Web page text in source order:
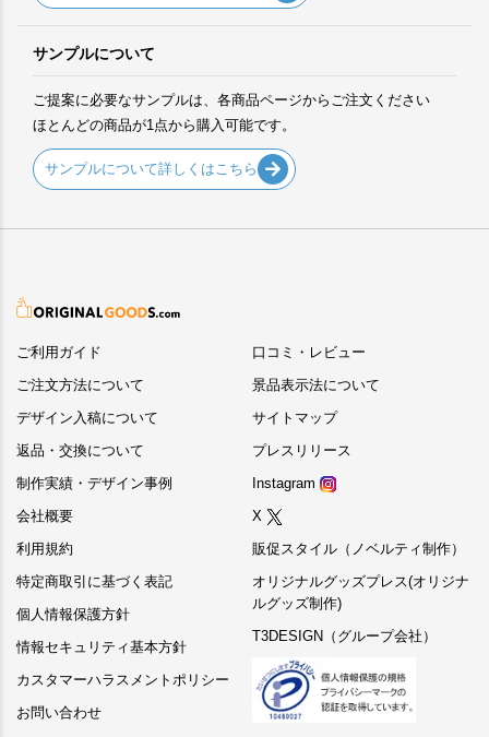
サンプルについて
ご提案に必要なサンプルは、各商品ページからご注文ください
ほとんどの商品が1点から購入可能です。
サンプルについて詳しくはこちら
ご利用ガイド
ご注文方法について
デザイン入稿について
返品・交換について
制作実績・デザイン事例
会社概要
利用規約
特定商取引に基づく表記
個人情報保護方針
情報セキュリティ基本方針
カスタマーハラスメントポリシー
お問い合わせ
口コミ・レビュー
景品表示法について
サイトマップ
プレスリリース
Instagram
X
販促スタイル（ノベルティ制作）
オリジナルグッズプレス(オリジナ
ルグッズ制作)
T3DESIGN（グループ会社）